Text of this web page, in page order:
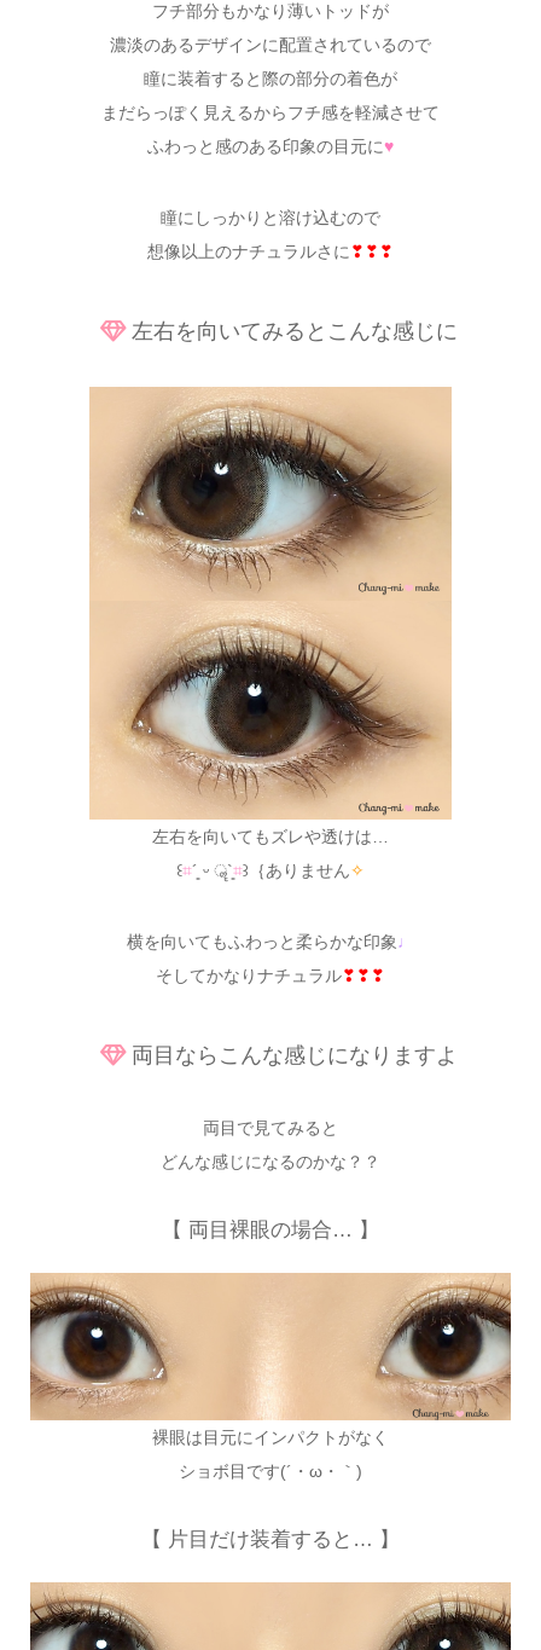
フチ部分もかなり薄いトッドが
濃淡のあるデザインに配置されているので
瞳に装着すると際の部分の着色が
まだらっぽく見えるからフチ感を軽減させて
ふわっと感のある印象の目元に♥
瞳にしっかりと溶け込むので
想像以上のナチュラルさに ❣❣❣
左右を向いてみるとこんな感じに
左右を向いてもズレや透けは…
꒰⌗´͈ ᵕ ॣ`͈⌗꒱｛ありません✧
横を向いてもふわっと柔らかな印象♩
そしてかなりナチュラル❣❣❣
両目ならこんな感じになりますよ
両目で見てみると
どんな感じになるのかな？？
【 両目裸眼の場合… 】
裸眼は目元にインパクトがなく
ショボ目です(´・ω・｀)
【 片目だけ装着すると… 】